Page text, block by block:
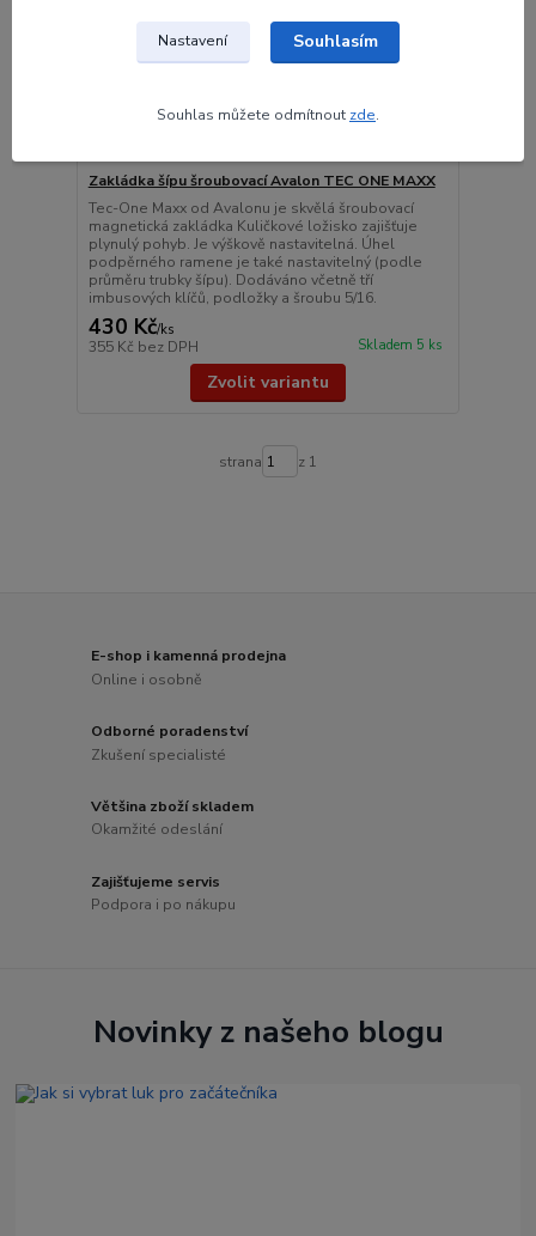
Zakládka šípu šroubovací Avalon TEC ONE MAXX
Tec-One Maxx od Avalonu je skvělá šroubovací
magnetická zakládka Kuličkové ložisko zajišťuje
plynulý pohyb. Je výškově nastavitelná. Úhel
podpěrného ramene je také nastavitelný (podle
průměru trubky šípu). Dodáváno včetně tří
imbusových klíčů, podložky a šroubu 5/16.
430 Kč/ks
355 Kč bez DPH Skladem 5 ks
Zvolit variantu
strana z 1
E-shop i kamenná prodejna
Online i osobně
Odborné poradenství
Zkušení specialisté
Většina zboží skladem
Okamžité odeslání
Zajišťujeme servis
Podpora i po nákupu
Novinky z našeho blogu
Nastavení Souhlasím
Souhlas můžete odmítnout zde.